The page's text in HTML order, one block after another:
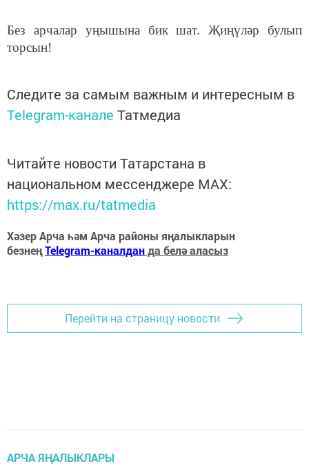
Без арчалар уңышына бик шат. Җиңүләр булып
торсын!
Следите за самым важным и интересным в
Telegram-канале Татмедиа
Читайте новости Татарстана в
национальном мессенджере MАХ:
https://max.ru/tatmedia
Хәзер Арча һәм Арча районы яңалыкларын
безнеңTelegram-каналданда белә аласыз
Перейти на страницу новости
АРЧА ЯҢАЛЫКЛАРЫ